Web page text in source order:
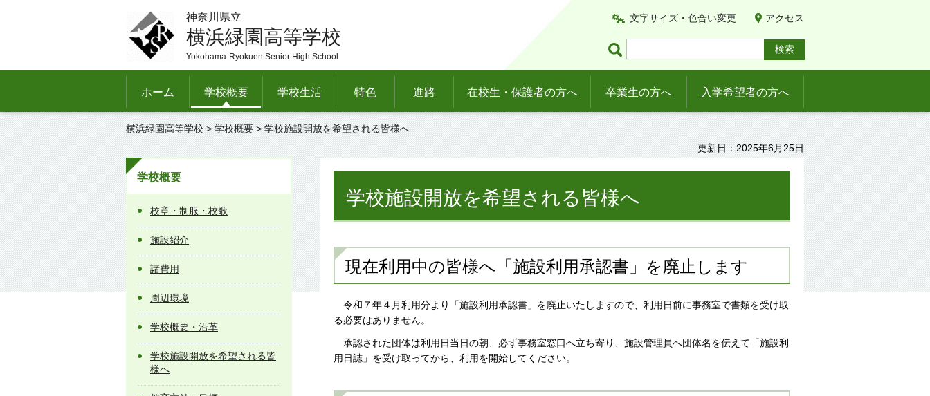
神奈川県立
横浜緑園高等学校
Yokohama-Ryokuen Senior High School
文字サイズ・色合い変更 アクセス
ホーム 学校概要 学校生活 特色 進路 在校生・保護者の方へ 卒業生の方へ 入学希望者の方へ
横浜緑園高等学校 > 学校概要 > 学校施設開放を希望される皆様へ
更新日：2025年6月25日
学校概要
校章・制服・校歌
施設紹介
諸費用
周辺環境
学校概要・沿革
学校施設開放を希望される皆
様へ
学校施設開放を希望される皆様へ
現在利用中の皆様へ「施設利用承認書」を廃止します
令和７年４月利用分より「施設利用承認書」を廃止いたしますので、利用日前に事務室で書類を受け取
る必要はありません。
承認された団体は利用日当日の朝、必ず事務室窓口へ立ち寄り、施設管理員へ団体名を伝えて「施設利
用日誌」を受け取ってから、利用を開始してください。